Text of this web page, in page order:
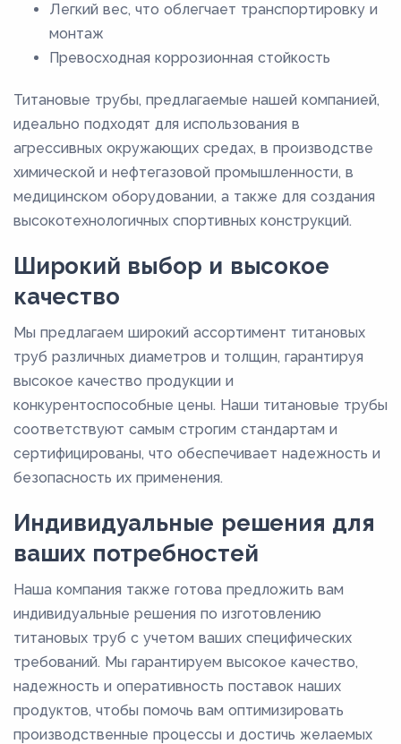
35
36
42
45
48
51
53
54
56
57
5,8
6
60
70
75
76
8
Легкий вес, что облегчает транспортировку и
монтаж
Превосходная коррозионная стойкость
Титановые трубы, предлагаемые нашей компанией,
идеально подходят для использования в
агрессивных окружающих средах, в производстве
химической и нефтегазовой промышленности, в
медицинском оборудовании, а также для создания
высокотехнологичных спортивных конструкций.
Широкий выбор и высокое
качество
Мы предлагаем широкий ассортимент титановых
труб различных диаметров и толщин, гарантируя
высокое качество продукции и
конкурентоспособные цены. Наши титановые трубы
соответствуют самым строгим стандартам и
сертифицированы, что обеспечивает надежность и
безопасность их применения.
Индивидуальные решения для
ваших потребностей
Наша компания также готова предложить вам
индивидуальные решения по изготовлению
титановых труб с учетом ваших специфических
требований. Мы гарантируем высокое качество,
надежность и оперативность поставок наших
продуктов, чтобы помочь вам оптимизировать
производственные процессы и достичь желаемых